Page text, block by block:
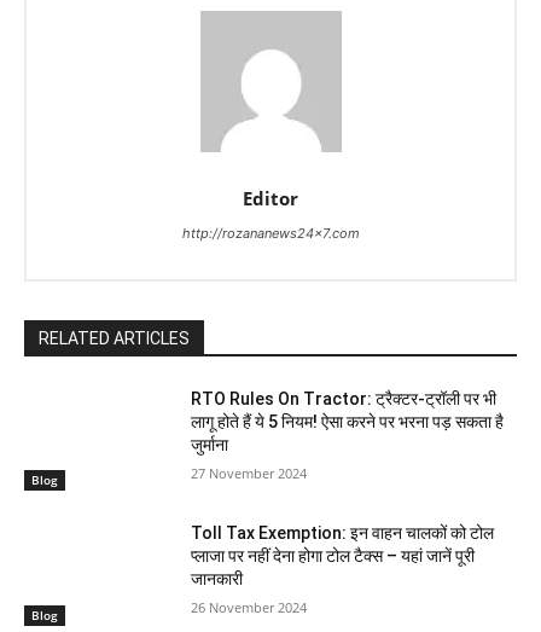
Editor
http://rozananews24x7.com
RELATED ARTICLES
Blog
RTO Rules On Tractor: ट्रैक्टर-ट्रॉली पर भी
लागू होते हैं ये 5 नियम! ऐसा करने पर भरना पड़ सकता है
जुर्माना
27 November 2024
Blog
Toll Tax Exemption: इन वाहन चालकों को टोल
प्लाजा पर नहीं देना होगा टोल टैक्स – यहां जानें पूरी
जानकारी
26 November 2024